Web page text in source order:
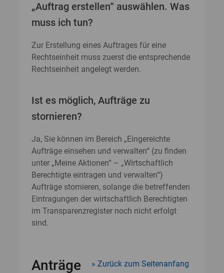
„Auftrag erstellen“ auswählen. Was
muss ich tun?
Zur Erstellung eines Auftrages für eine
Rechtseinheit muss zuerst die entsprechende
Rechtseinheit angelegt werden.
Ist es möglich, Aufträge zu
stornieren?
Ja, Sie können im Bereich „Eingereichte
Aufträge einsehen und verwalten“ (zu finden
unter „Meine Aktionen“ – „Wirtschaftlich
Berechtigte eintragen und verwalten“)
Aufträge stornieren, solange die betreffenden
Eintragungen der wirtschaftlich Berechtigten
im Transparenzregister noch nicht erfolgt
sind.
Zurück zum Seitenanfang
Anträge